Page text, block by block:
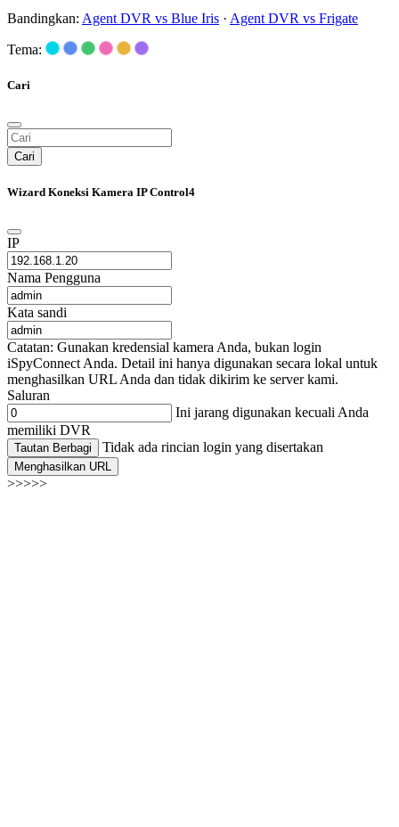
Bandingkan: Agent DVR vs Blue Iris · Agent DVR vs Frigate
Tema:
Cari
Cari
Wizard Koneksi Kamera IP Control4
IP
Nama Pengguna
Kata sandi
Catatan: Gunakan kredensial kamera Anda, bukan login
iSpyConnect Anda. Detail ini hanya digunakan secara lokal untuk
menghasilkan URL Anda dan tidak dikirim ke server kami.
Saluran
Ini jarang digunakan kecuali Anda
memiliki DVR
Tautan Berbagi Tidak ada rincian login yang disertakan
Menghasilkan URL
>>>>>